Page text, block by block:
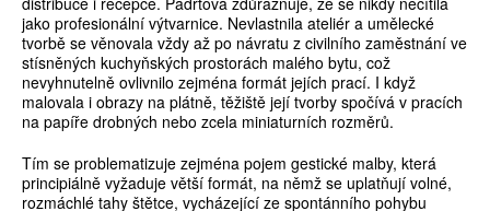
jako profesionální výtvarnice. Nevlastnila ateliér a umělecké
tvorbě se věnovala vždy až po návratu z civilního zaměstnání ve
stísněných kuchyňských prostorách malého bytu, což
nevyhnutelně ovlivnilo zejména formát jejích prací. I když
malovala i obrazy na plátně, těžiště její tvorby spočívá v pracích
na papíře drobných nebo zcela miniaturních rozměrů.
Tím se problematizuje zejména pojem gestické malby, která
principiálně vyžaduje větší formát, na němž se uplatňují volné,
rozmáchlé tahy štětce, vycházející ze spontánního pohybu